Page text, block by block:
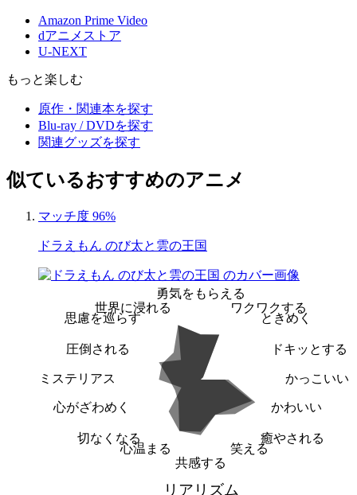
Amazon Prime Video
dアニメストア
U-NEXT
もっと楽しむ
原作・関連本を探す
Blu-ray / DVDを探す
関連グッズを探す
似ているおすすめのアニメ
マッチ度 96%
ドラえもん のび太と雲の王国
勇気をもらえる
ワクワクする
ときめく
ドキッとする
かっこいい
かわいい
癒やされる
笑える
共感する
心温まる
切なくなる
心がざわめく
ミステリアス
圧倒される
思慮を巡らす
世界に浸れる
リアリズム